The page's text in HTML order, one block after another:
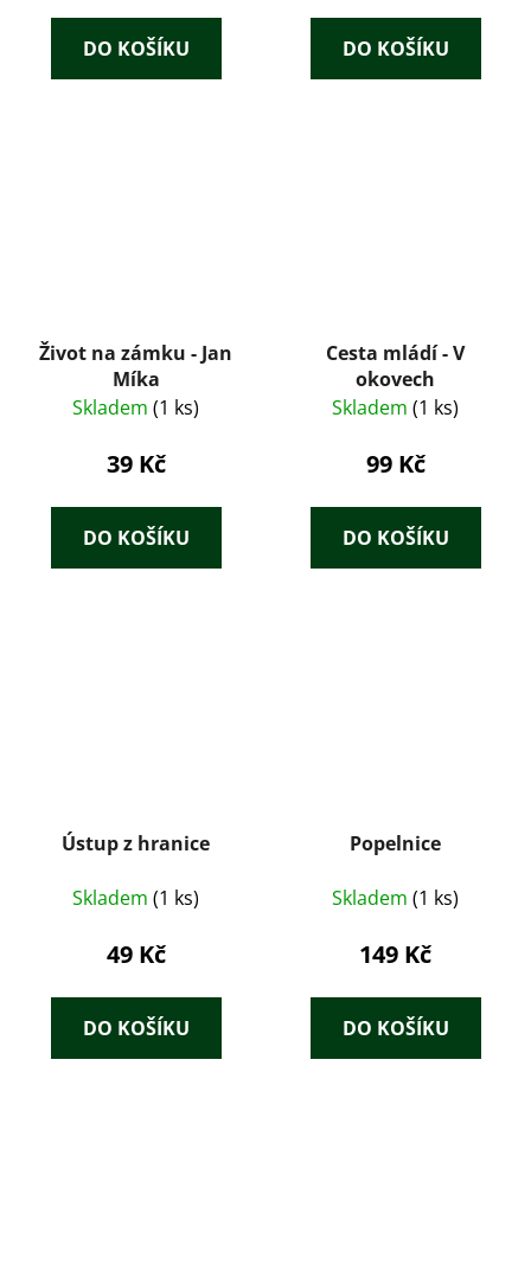
DO KOŠÍKU DO KOŠÍKU
Život na zámku - Jan
Míka
Skladem (1 ks)
39 Kč
DO KOŠÍKU
Cesta mládí - V
okovech
Skladem (1 ks)
99 Kč
DO KOŠÍKU
Ústup z hranice
Skladem (1 ks)
49 Kč
DO KOŠÍKU
Popelnice
Skladem (1 ks)
149 Kč
DO KOŠÍKU